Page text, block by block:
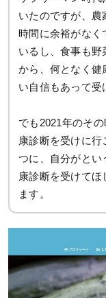
いたのですが、農
時間に余裕がなく
いるし、食事も野
から、何となく健
い自信もあって受
でも2021年のそ
康診断を受けに行
つに、自分がとい
康診断を受けてほ
ます。